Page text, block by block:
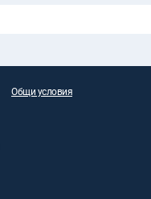
Общи условия